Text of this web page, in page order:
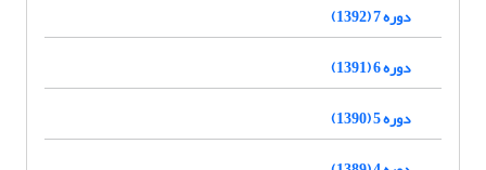
دوره 7 (1392)
دوره 6 (1391)
دوره 5 (1390)